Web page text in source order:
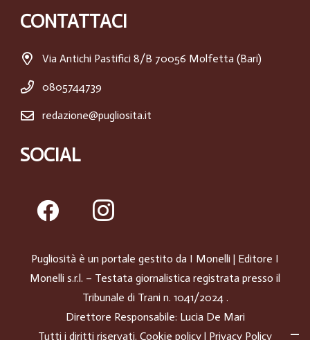
CONTATTACI
Via Antichi Pastifici 8/B 70056 Molfetta (Bari)
0805744739
redazione@pugliosita.it
SOCIAL
Pugliosità è un portale gestito da I Monelli | Editore I
Monelli s.r.l. – Testata giornalistica registrata presso il
Tribunale di Trani n. 1041/2024 .
Direttore Responsabile: Lucia De Mari
Tutti i diritti riservati. Cookie policy | Privacy Policy